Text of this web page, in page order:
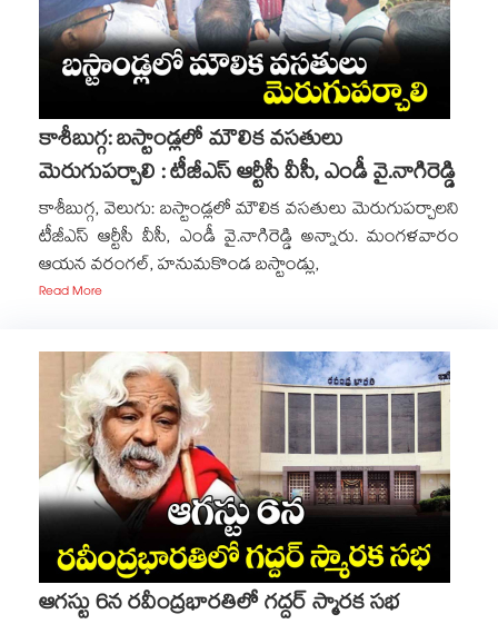
కాశీబుగ్గ: బస్టాండ్లలో మౌలిక వసతులు
మెరుగుపర్చాలి : టీజీఎస్ ఆర్టీసీ వీసీ, ఎండీ వై.నాగిరెడ్డి
కాశీబుగ్గ, వెలుగు: బస్టాండ్లలో మౌలిక వసతులు మెరుగుపర్చాలని
టీజీఎస్ ఆర్టీసీ వీసీ, ఎండీ వై.నాగిరెడ్డి అన్నారు. మంగళవారం
ఆయన వరంగల్, హనుమకొండ బస్టాండ్లు,
Read More
ఆగస్టు 6న రవీంద్రభారతిలో గద్దర్ స్మారక సభ